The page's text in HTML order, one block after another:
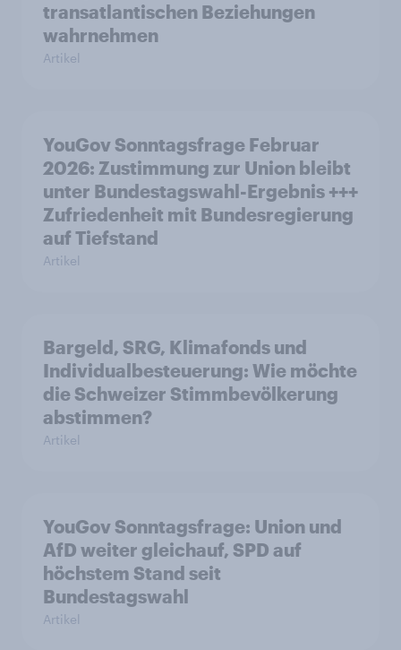
transatlantischen Beziehungen
wahrnehmen
Artikel
YouGov Sonntagsfrage Februar
2026: Zustimmung zur Union bleibt
unter Bundestagswahl-Ergebnis +++
Zufriedenheit mit Bundesregierung
auf Tiefstand
Artikel
Bargeld, SRG, Klimafonds und
Individualbesteuerung: Wie möchte
die Schweizer Stimmbevölkerung
abstimmen?
Artikel
YouGov Sonntagsfrage: Union und
AfD weiter gleichauf, SPD auf
höchstem Stand seit
Bundestagswahl
Artikel